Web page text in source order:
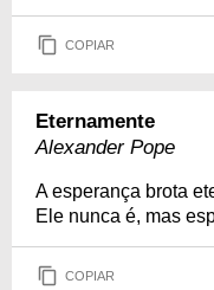
COPIAR
Eternamente
Alexander Pope
A esperança brota
Ele nunca é, mas
COPIAR